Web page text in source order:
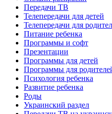
Передачи ТВ
Телепередачи для детей
Телепередачи для
Питание ребенка
Программы и софт
Презентации
Программы для детей
Программы для
Психология ребенка
Развитие ребенка
Роды
Украинский раздел